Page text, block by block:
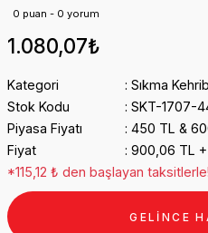
0 puan - 0 yorum
1.080,07₺
Kategori
Sıkma
Stok Kodu
SKT-1707-
Piyasa Fiyatı
450 TL &
Fiyat
900,06 TL +
*115,12 ₺ den başlayan
GELİNCE